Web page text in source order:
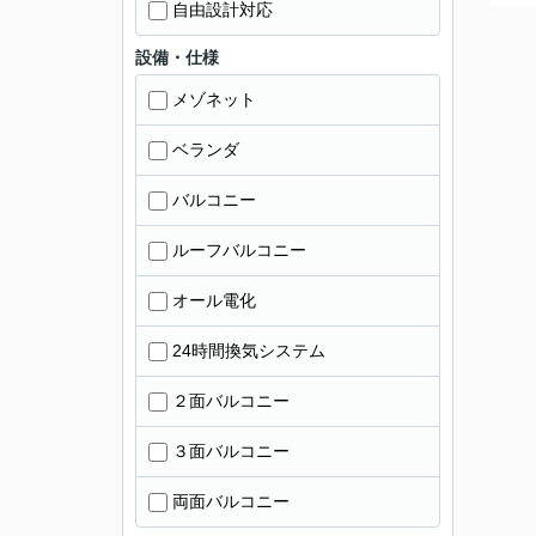
自由設計対応
設備・仕様
メゾネット
ベランダ
バルコニー
ルーフバルコニー
オール電化
24時間換気システム
２面バルコニー
３面バルコニー
両面バルコニー